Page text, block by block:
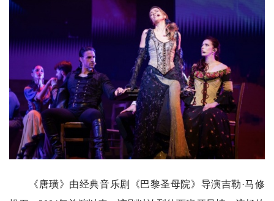
《唐璜》由经典音乐剧《巴黎圣母院》导演吉勒·马修